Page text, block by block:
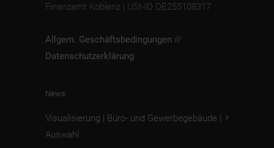
Finanzamt Koblenz | USt-ID DE255108317
Allgem. Geschäftsbedingungen
Datenschutzerklärung
News:
Visualisierung | Büro- und Gewerbegebäude |
Auswahl